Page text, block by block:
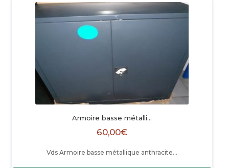
Armoire basse métalli…
60,00€
Vds Armoire basse métallique anthracite…